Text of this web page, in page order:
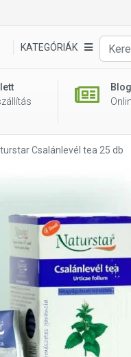
KATEGÓRIÁK
Blog
Csalánlevél tea 25 db